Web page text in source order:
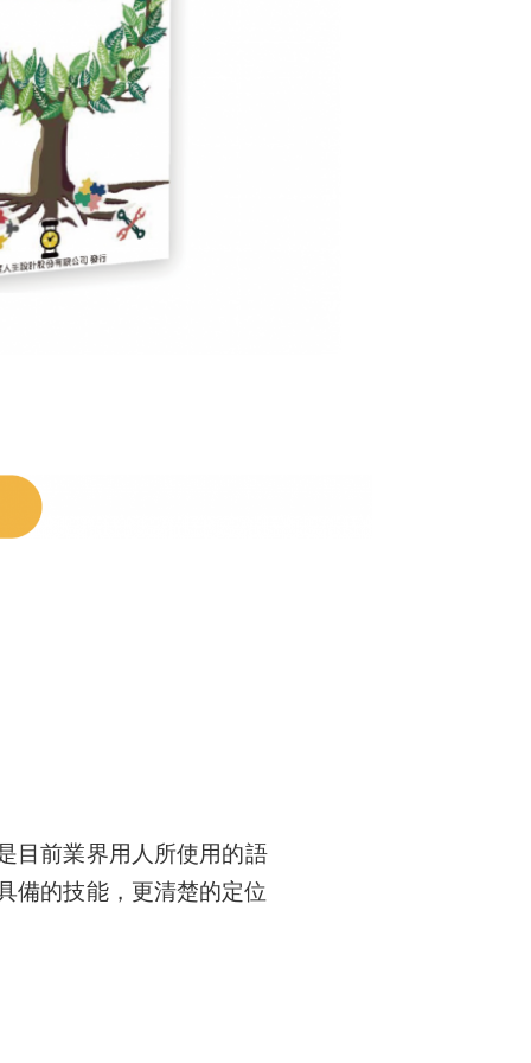
目前業界用人所使用的語
備的技能，更清楚的定位